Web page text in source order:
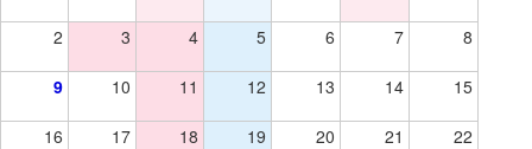
2 3 4 5 6 7 8
9 10 11 12 13 14 15
16 17 18 19 20 21 22